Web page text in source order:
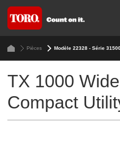
Pièces Modèle 22328 - Série
TX 1000
Compact